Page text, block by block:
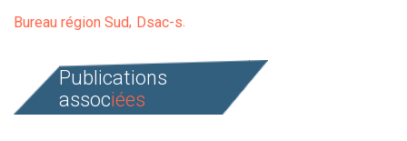
Bureau région Sud Dsac-s
Publications
associées